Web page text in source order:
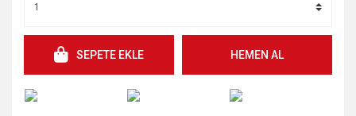
SEPETE EKLE HEMEN AL